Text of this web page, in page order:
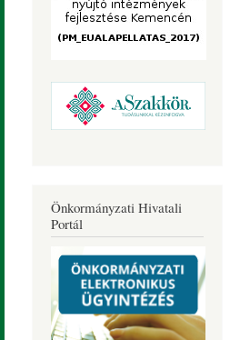
Önkormányzati Hivatali
Portál